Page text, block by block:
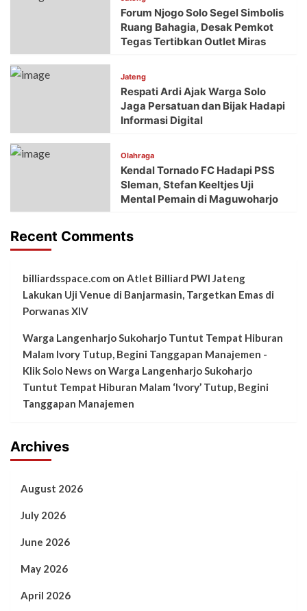
Forum Njogo Solo Segel Simbolis
Ruang Bahagia, Desak Pemkot
Tegas Tertibkan Outlet Miras
Jateng
Respati Ardi Ajak Warga Solo
Jaga Persatuan dan Bijak Hadapi
Informasi Digital
Olahraga
Kendal Tornado FC Hadapi PSS
Sleman, Stefan Keeltjes Uji
Mental Pemain di Maguwoharjo
Recent Comments
billiardsspace.com on Atlet Billiard PWI Jateng
Lakukan Uji Venue di Banjarmasin, Targetkan Emas di
Porwanas XIV
Warga Langenharjo Sukoharjo Tuntut Tempat Hiburan
Malam Ivory Tutup, Begini Tanggapan Manajemen -
Klik Solo News on Warga Langenharjo Sukoharjo
Tuntut Tempat Hiburan Malam ‘Ivory’ Tutup, Begini
Tanggapan Manajemen
Archives
August 2026
July 2026
June 2026
May 2026
April 2026